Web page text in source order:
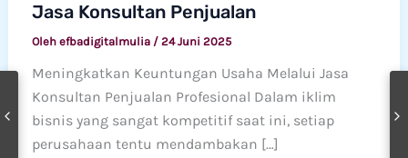
Jasa Konsultan Penjualan
Oleh efbadigitalmulia / 24 Juni 2025
Meningkatkan Keuntungan Usaha Melalui Jasa
Konsultan Penjualan Profesional Dalam iklim
bisnis yang sangat kompetitif saat ini, setiap
perusahaan tentu mendambakan […]